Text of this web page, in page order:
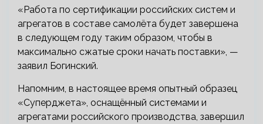
«Работа по сертификации российских систем и
агрегатов в составе самолёта будет завершена
в следующем году таким образом, чтобы в
максимально сжатые сроки начать поставки», —
заявил Богинский.
Напомним, в настоящее время опытный образец
«Суперджета», оснащённый системами и
агрегатами российского производства, завершил